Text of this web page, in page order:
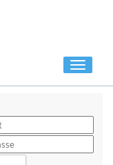
Toggle